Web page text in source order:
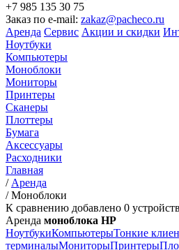
+7 985 135 30 75
Заказ по e-mail: zakaz@pacheco.ru
Аренда Сервис Акции и скидки
Ноутбуки
Компьютеры
Моноблоки
Мониторы
Принтеры
Сканеры
Плоттеры
Бумага
Аксессуары
Расходники
Главная
/ Аренда
/Моноблоки
К сравнению добавлено 0 устройств
Аренда моноблока HP
НоутбукиКомпьютерыТонкие
терминалыМониторыПринтеры